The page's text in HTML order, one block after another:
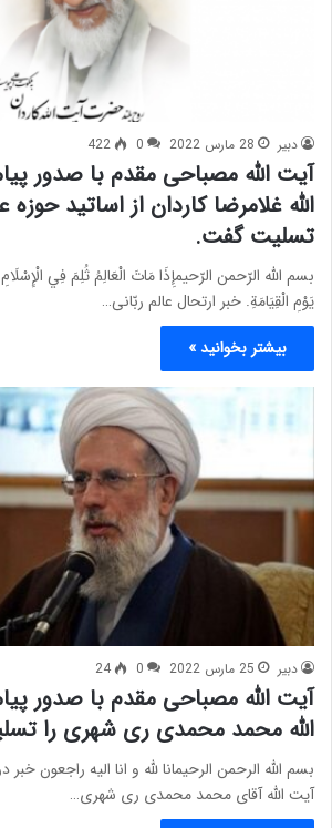
دبیر 28 مارس 2022 0
422
آیت الله مصباحی مقدم با صدور
الله غلامرضا کاردان از اساتید حوزه
تسلیت گفت.
بسم الله الرّحمن الرّحیمإِذَا مَاتَ الْعَالِمُ ثُلِمَ فِي
يَوْمِ الْقِيَامَةِ. خبر ارتحال عالم ربّانی…
بیشتر بخوانید »
دبیر 25 مارس 2022 0
24
آیت الله مصباحی مقدم با صدور
الله محمد محمدی ری شهری را
بسم الله الرحمن الرحیمانا لله و انا الیه راجعون
آیت الله آقای محمد محمدی ری شهری…